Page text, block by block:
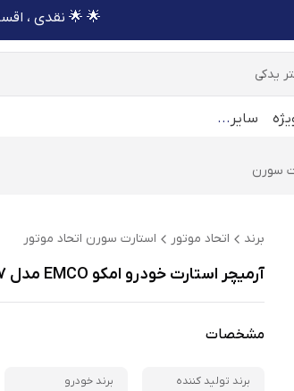
🌟 🌟 نقدی ،
سایر ...
سورن
برند اتحاد موتور استارت سورن اتحاد موتور
آرمیچر استارت خودرو امکو EMCO مدل 98812127 چهار ذغاله مناسب سورن
مشخصات
برند تولید کننده برند خودرو